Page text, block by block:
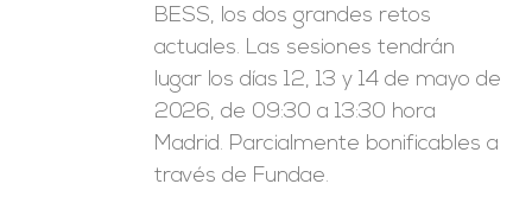
BESS, los dos grandes retos
actuales. Las sesiones tendrán
lugar los días 12, 13 y 14 de mayo de
2026, de 09:30 a 13:30 hora
Madrid. Parcialmente bonificables a
través de Fundae.